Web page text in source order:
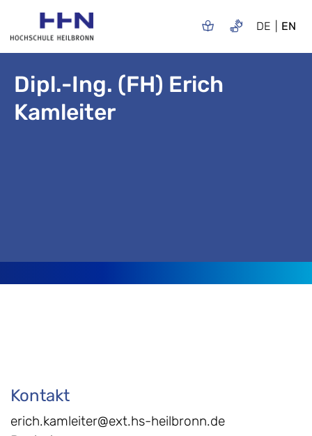
DE EN
Dipl.-Ing. (FH) Erich
Kamleiter
Kontakt
erich.kamleiter@ext.hs-heilbronn.de